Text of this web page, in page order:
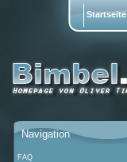
Navigation
FAQ
Startseite